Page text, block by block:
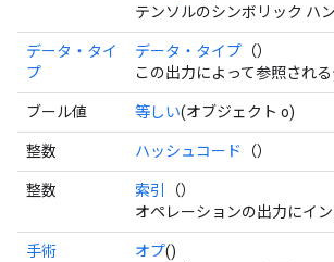
テンソルのシンボリック ハ
データ・タイ
プ
データ・タイプ （）
この出力によって参照され
ブール値 等しい(オブジェクト o)
整数 ハッシュコード （）
整数 索引
（）
オペレーションの出力にイン
手術 オプ()